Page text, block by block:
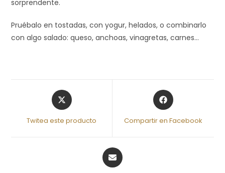
sorprendente.
Pruébalo en tostadas, con yogur, helados, o combinarlo
con algo salado: queso, anchoas, vinagretas, carnes…
Twitea este producto Compartir en Facebook